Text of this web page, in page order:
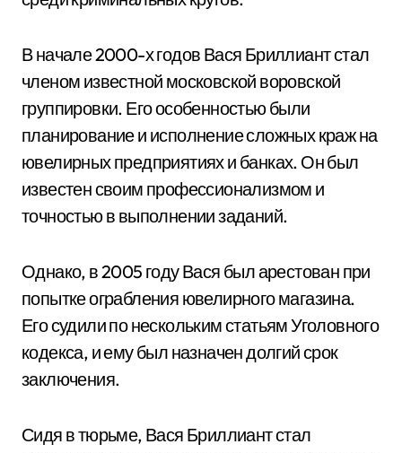
В начале 2000-х годов Вася Бриллиант стал
членом известной московской воровской
группировки. Его особенностью были
планирование и исполнение сложных краж на
ювелирных предприятиях и банках. Он был
известен своим профессионализмом и
точностью в выполнении заданий.
Однако, в 2005 году Вася был арестован при
попытке ограбления ювелирного магазина.
Его судили по нескольким статьям Уголовного
кодекса, и ему был назначен долгий срок
заключения.
Сидя в тюрьме, Вася Бриллиант стал